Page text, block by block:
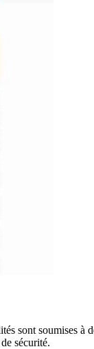
sont soumises à
sécurité.